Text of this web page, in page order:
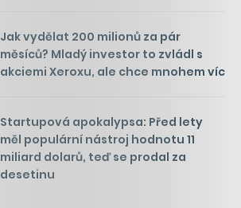
Jak vydělat 200 milionů za pár
měsíců? Mladý investor to zvládl s
akciemi Xeroxu, ale chce mnohem víc
Startupová apokalypsa: Před lety
měl populární nástroj hodnotu 11
miliard dolarů, teď se prodal za
desetinu